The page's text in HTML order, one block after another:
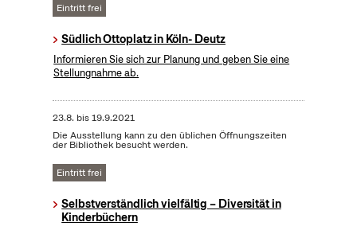
Eintritt frei
Südlich Ottoplatz in Köln- Deutz
Informieren Sie sich zur Planung und geben Sie eine
Stellungnahme ab.
23.8. bis19.9.2021
Die Ausstellung kann zu den üblichen Öffnungszeiten
der Bibliothek besucht werden.
Eintritt frei
Selbstverständlich vielfältig – Diversität in
Kinderbüchern